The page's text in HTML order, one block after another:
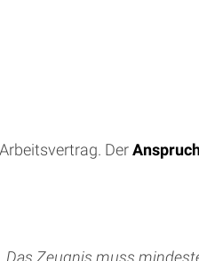
Der
Zeugnis muss